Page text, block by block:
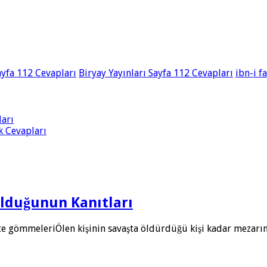
112 Cevapları Biryay Yayınları Sayfa 112 Cevapları ibn-i
Cevapları
Kanıtları
gömmeleriÖlen kişinin savaşta öldürdüğü kişi kadar